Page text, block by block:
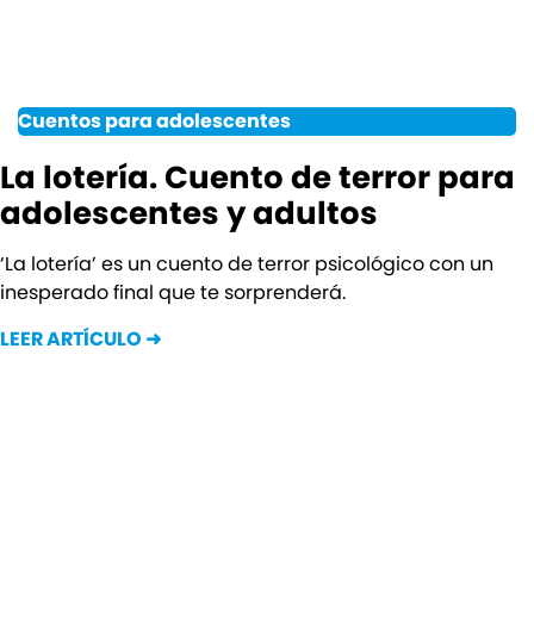
Cuentos para adolescentes
La lotería. Cuento de terror para
adolescentes y adultos
‘La lotería’ es un cuento de terror psicológico con un
inesperado final que te sorprenderá.
LEER ARTÍCULO ➜